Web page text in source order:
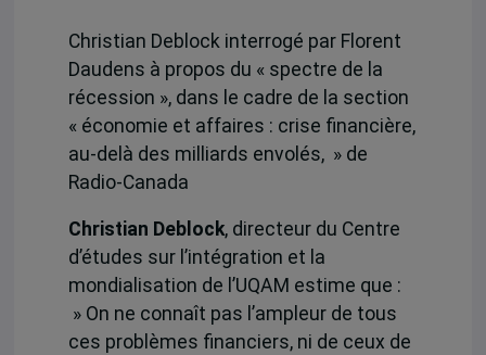
Christian Deblock interrogé par Florent
Daudens à propos du « spectre de la
récession », dans le cadre de la section
« économie et affaires : crise financière,
au-delà des milliards envolés, » de
Radio-Canada
Christian Deblock, directeur du Centre
d’études sur l’intégration et la
mondialisation de l’UQAM estime que :
» On ne connaît pas l’ampleur de tous
ces problèmes financiers, ni de ceux de